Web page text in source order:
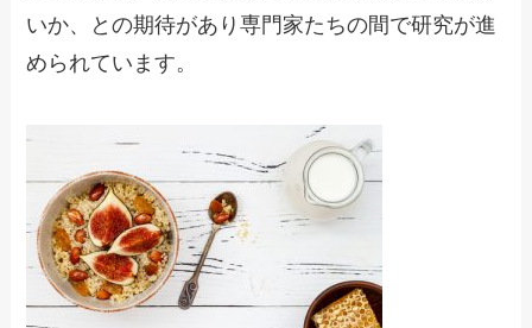
いか、との期待があり専門家たちの間で研究が進
められています。